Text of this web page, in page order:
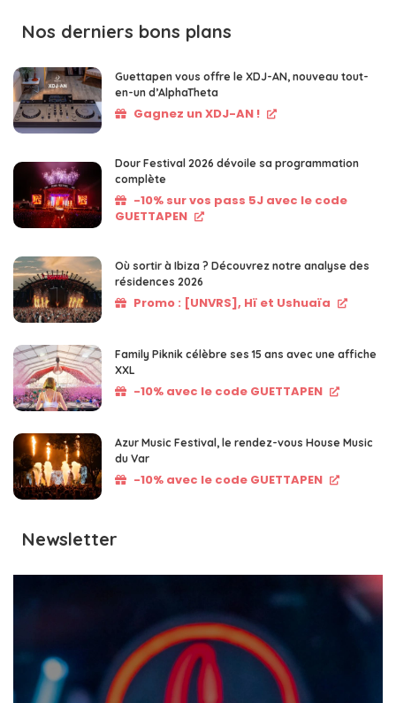
Nos derniers bons plans
Guettapen vous offre le XDJ-AN, nouveau tout-
en-un d’AlphaTheta
Gagnez un XDJ-AN !
Dour Festival 2026 dévoile sa programmation
complète
-10% sur vos pass 5J avec le code
GUETTAPEN
Où sortir à Ibiza ? Découvrez notre analyse des
résidences 2026
Promo : [UNVRS], Hï et Ushuaïa
Family Piknik célèbre ses 15 ans avec une affiche
XXL
-10% avec le code GUETTAPEN
Azur Music Festival, le rendez-vous House Music
du Var
-10% avec le code GUETTAPEN
Newsletter